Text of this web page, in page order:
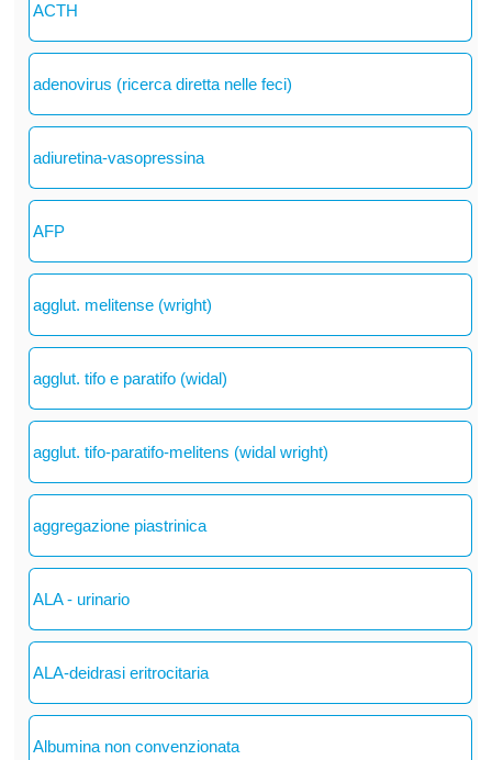
ACTH
adenovirus (ricerca diretta nelle feci)
adiuretina-vasopressina
AFP
agglut. melitense (wright)
agglut. tifo e paratifo (widal)
agglut. tifo-paratifo-melitens (widal wright)
aggregazione piastrinica
ALA - urinario
ALA-deidrasi eritrocitaria
Albumina non convenzionata